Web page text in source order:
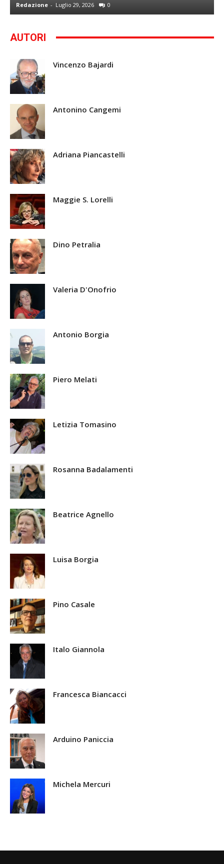
Redazione - Luglio 29, 2026 0
AUTORI
Vincenzo Bajardi
Antonino Cangemi
Adriana Piancastelli
Maggie S. Lorelli
Dino Petralia
Valeria D'Onofrio
Antonio Borgia
Piero Melati
Letizia Tomasino
Rosanna Badalamenti
Beatrice Agnello
Luisa Borgia
Pino Casale
Italo Giannola
Francesca Biancacci
Arduino Paniccia
Michela Mercuri